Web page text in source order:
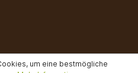
um eine bestmögliche